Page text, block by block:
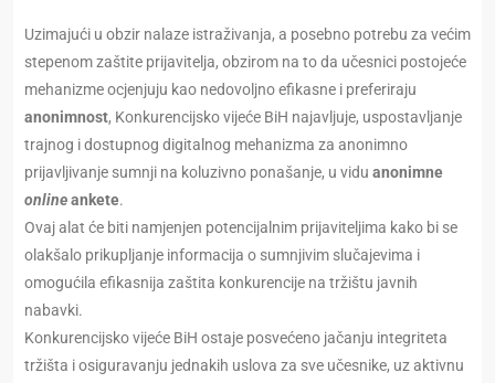
Uzimajući u obzir nalaze istraživanja, a posebno potrebu za većim
stepenom zaštite prijavitelja, obzirom na to da učesnici postojeće
mehanizme ocjenjuju kao nedovoljno efikasne i preferiraju
anonimnost, Konkurencijsko vijeće BiH najavljuje, uspostavljanje
trajnog i dostupnog digitalnog mehanizma za anonimno
prijavljivanje sumnji na koluzivno ponašanje, u vidu anonimne
onlineankete.
Ovaj alat će biti namjenjen potencijalnim prijaviteljima kako bi se
olakšalo prikupljanje informacija o sumnjivim slučajevima i
omogućila efikasnija zaštita konkurencije na tržištu javnih
nabavki.
Konkurencijsko vijeće BiH ostaje posvećeno jačanju integriteta
tržišta i osiguravanju jednakih uslova za sve učesnike, uz aktivnu